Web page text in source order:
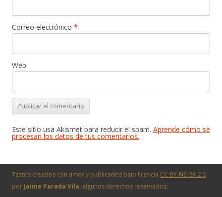
Correo electrónico *
Web
Este sitio usa Akismet para reducir el spam. Aprende cómo se
procesan los datos de tus comentarios.
Textos creados con amor y publicados bajo licencia CC BY-NC-SA 2.5
por Jaime Parada Vila, algunos derechos reservados.